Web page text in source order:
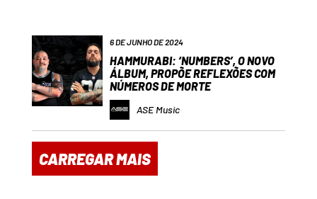
6 DE JUNHO DE 2024
HAMMURABI: ‘NUMBERS’, O NOVO
ÁLBUM, PROPÕE REFLEXÕES COM
NÚMEROS DE MORTE
ASE Music
CARREGAR MAIS